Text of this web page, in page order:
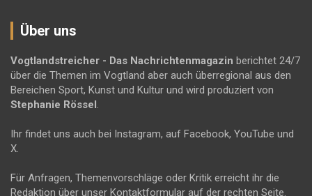
Über uns
Vogtlandstreicher - Das Nachrichtenmagazin berichtet 24/7
über die Themen im Vogtland aber auch überregional aus den
Bereichen Sport, Kunst und Kultur und wird produziert von
Stephanie Rössel.
Ihr findet uns auch bei Instagram, auf Facebook, YouTube und
X.
Für Anfragen, Themenvorschläge oder Kritik erreicht ihr die
Redaktion über unser Kontaktformular auf der rechten Seite.